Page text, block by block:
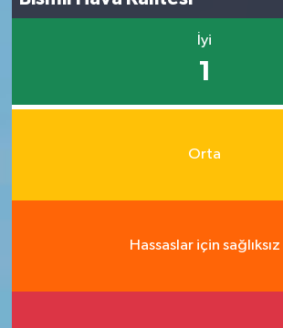
İyi
1
Orta
Hassaslar için sağlıksız